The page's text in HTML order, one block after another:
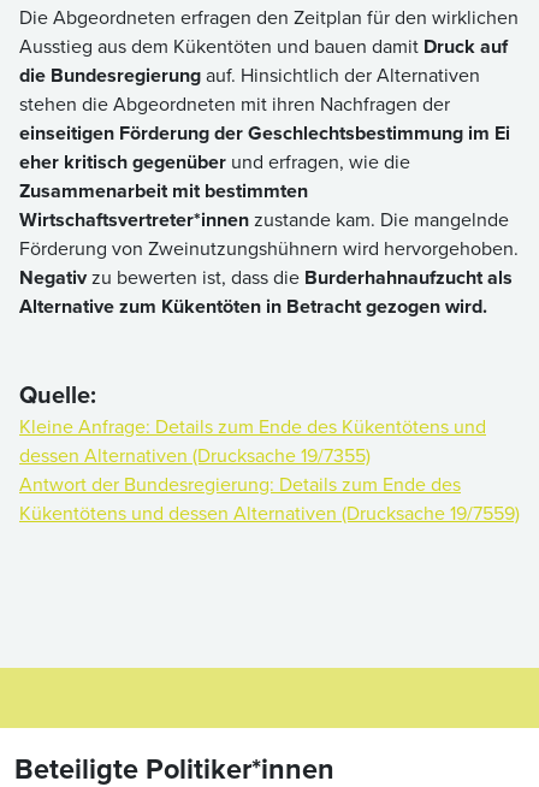
Die Abgeordneten erfragen den Zeitplan für den wirklichen
Ausstieg aus dem Kükentöten und bauen damit Druck auf
die Bundesregierungauf. Hinsichtlich der Alternativen
stehen die Abgeordneten mit ihren Nachfragen der
einseitigen Förderung der Geschlechtsbestimmung im Ei
eher kritisch gegenüber und erfragen, wie die
Zusammenarbeit mit bestimmten
Wirtschaftsvertreter*innenzustande kam. Die mangelnde
Förderung von Zweinutzungshühnern wird hervorgehoben.
Negativzu bewerten ist, dass die Burderhahnaufzucht als
Alternative zum Kükentöten in Betracht gezogen wird.
Quelle:
Kleine Anfrage: Details zum Ende des Kükentötens und
dessen Alternativen (Drucksache 19/7355)
Antwort der Bundesregierung: Details zum Ende des
Kükentötens und dessen Alternativen (Drucksache 19/7559)
Beteiligte Politiker*innen